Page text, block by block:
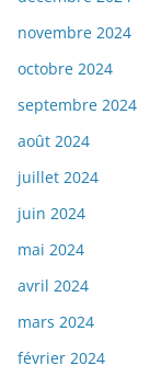
novembre 2024
octobre 2024
septembre 2024
août 2024
juillet 2024
juin 2024
mai 2024
avril 2024
mars 2024
février 2024